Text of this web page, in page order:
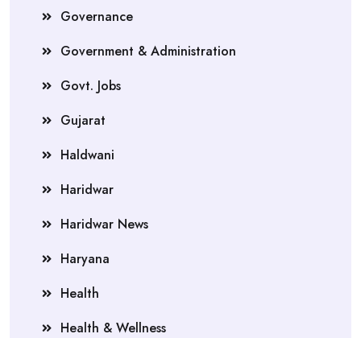
Governance
Government & Administration
Govt. Jobs
Gujarat
Haldwani
Haridwar
Haridwar News
Haryana
Health
Health & Wellness